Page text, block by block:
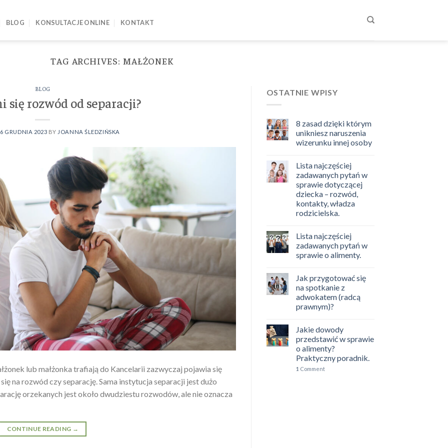
BLOG KONSULTACJE ONLINE KONTAKT
TAG ARCHIVES: MAŁŻONEK
BLOG
się rozwód od separacji?
6 GRUDNIA 2023 BY JOANNA ŚLEDZIŃSKA
lub małżonka trafiają do Kancelarii zazwyczaj pojawia się
na rozwód czy separację. Sama instytucja separacji jest dużo
orzekanych jest około dwudziestu rozwodów, ale nie oznacza
CONTINUE READING →
OSTATNIE WPISY
8 zasad dzięki którym
unikniesz naruszenia
wizerunku innej osoby
Lista najczęściej
zadawanych pytań w
sprawie dotyczącej
dziecka – rozwód,
kontakty, władza
rodzicielska.
Lista najczęściej
zadawanych pytań w
sprawie o alimenty.
Jak przygotować się
na spotkanie z
adwokatem (radcą
prawnym)?
Jakie dowody
przedstawić w sprawie
o alimenty?
Praktyczny poradnik.
1 Comment